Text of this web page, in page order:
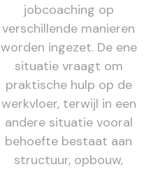
jobcoaching op
verschillende manieren
worden ingezet. De ene
situatie vraagt om
praktische hulp op de
werkvloer, terwijl in een
andere situatie vooral
behoefte bestaat aan
structuur, opbouw,